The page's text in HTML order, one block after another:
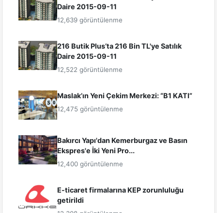
Daire 2015-09-11
12,639 görüntülenme
216 Butik Plus’ta 216 Bin TL'ye Satılık
Daire 2015-09-11
12,522 görüntülenme
Maslak’ın Yeni Çekim Merkezi: “B1 KATI”
12,475 görüntülenme
Bakırcı Yapı'dan Kemerburgaz ve Basın
Ekspres'e İki Yeni Pro...
12,400 görüntülenme
E-ticaret firmalarına KEP zorunluluğu
getirildi